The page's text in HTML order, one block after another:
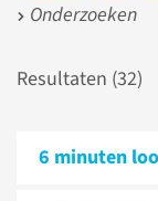
Onderzoeken
Resultaten (32)
6 minuten